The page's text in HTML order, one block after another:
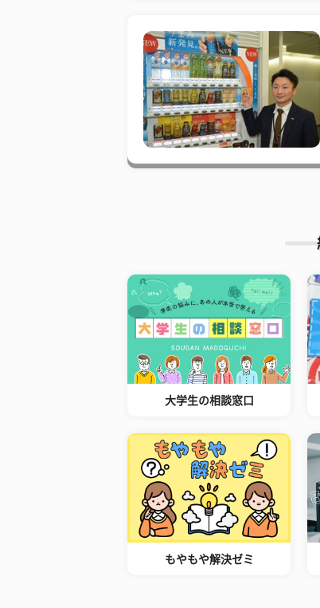
大学生の相談窓口
もやもや解決ゼミ